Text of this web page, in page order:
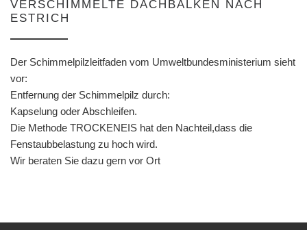
VERSCHIMMELTE DACHBALKEN NACH
ESTRICH
Der Schimmelpilzleitfaden vom Umweltbundesministerium sieht
vor:
Entfernung der Schimmelpilz durch:
Kapselung oder Abschleifen.
Die Methode TROCKENEIS hat den Nachteil,dass die
Fenstaubbelastung zu hoch wird.
Wir beraten Sie dazu gern vor Ort